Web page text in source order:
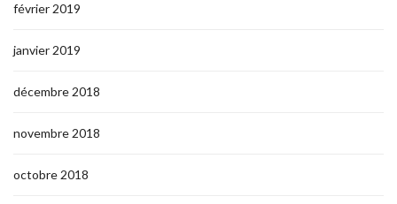
février 2019
janvier 2019
décembre 2018
novembre 2018
octobre 2018